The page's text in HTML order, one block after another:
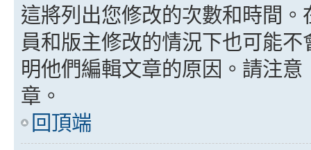
這將列出您修改的次數和時間
員和版主修改的情況下也可能
明他們編輯文章的原因。請注
章。
回頂端